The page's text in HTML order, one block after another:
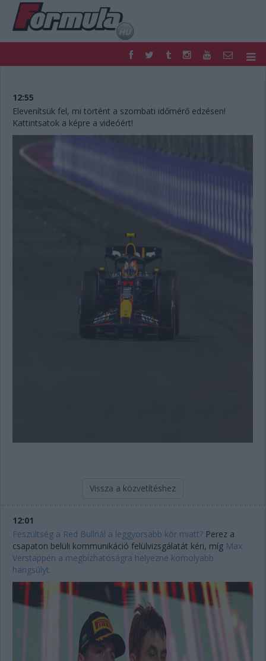
FORMULA
NEMZETKÖZI
HAZAI
RETRO
DIGITÁLIS MAGAZIN
12:55
Elevenítsük fel, mi történt a szombati időmérő edzésen!
Kattintsatok a képre a videóért!
Vissza a közvetítéshez
12:01
Feszültség a Red Bullnál a leggyorsabb kör miatt? Perez a
csapaton belüli kommunikáció felülvizsgálatát kéri, míg Max
Verstappen a megbízhatóságra helyezne komolyabb
hangsúlyt.